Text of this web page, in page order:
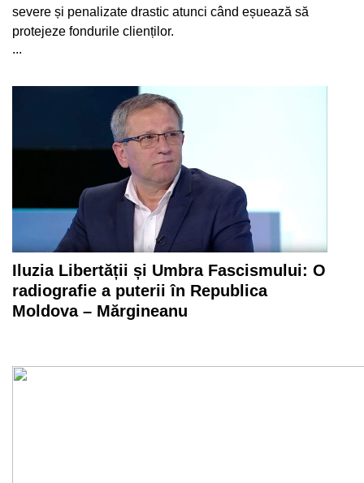
severe și penalizate drastic atunci când eșuează să
protejeze fondurile clienților.
...
Iluzia Libertății și Umbra Fascismului: O
radiografie a puterii în Republica
Moldova – Mărgineanu